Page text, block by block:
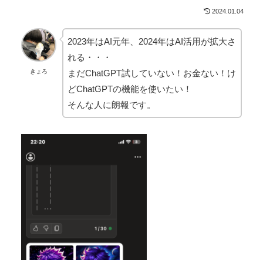
2024.01.04
きょろ
2023年はAI元年、2024年はAI活用が拡大さ
れる・・・
まだChatGPT試していない！お金ない！け
どChatGPTの機能を使いたい！
そんな人に朗報です。